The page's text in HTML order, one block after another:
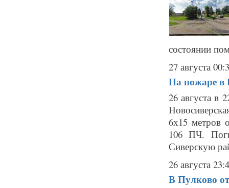
состоянии
27 августа
На пожаре в
26 августа в
6х15 метров
106 ПЧ.
Сиверскую
26 августа
В Пулково